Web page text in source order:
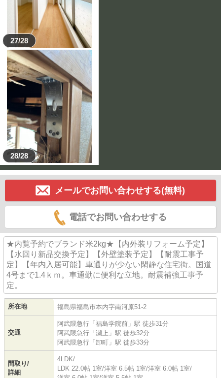
27/28
28/28
メールでお問い合わせする(無料)
電話でお問い合わせする
★内覧予約でブランド米2kg★【内外装リフォーム予定】
【水回り新品交換予定】【外壁塗装予定】【耐震工事予
定】【年内入居可能】車通りが少ない閑静な住宅街。国道
4号まで1.4ｋｍ。車通勤に便利な立地。耐震補強工事予
定。
所在地 福島県福島市本内字南河原51-2
交通
阿武隈急行 「 福島学院前 」駅 徒歩31分
阿武隈急行 「 瀬上 」駅 徒歩32分
阿武隈急行 「 卸町 」駅 徒歩33分
間取り/
詳細
4LDK/
LDK 22.0帖 1室/洋室 6.5帖 1室/洋室 6.0帖 1室/